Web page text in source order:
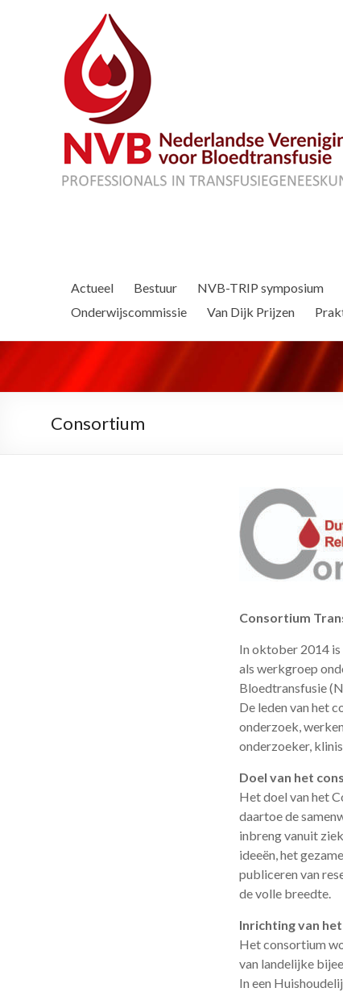
Actueel Bestuur NVB-TRIP symposium
Onderwijscommissie
Van Dijk Prijzen
Consortium
Consortium
In oktober 2014
als werkgroep
Bloedtransfusie
De leden van het
onderzoek,
onderzoeker,
Doel van het
Het doel van het
daartoe de
inbreng vanuit
ideeën, het
publiceren van
de volle breedte.
Inrichting van
Het consortium
van landelijke
In een